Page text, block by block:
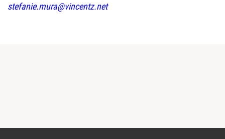
stefanie.mura@vincentz.net